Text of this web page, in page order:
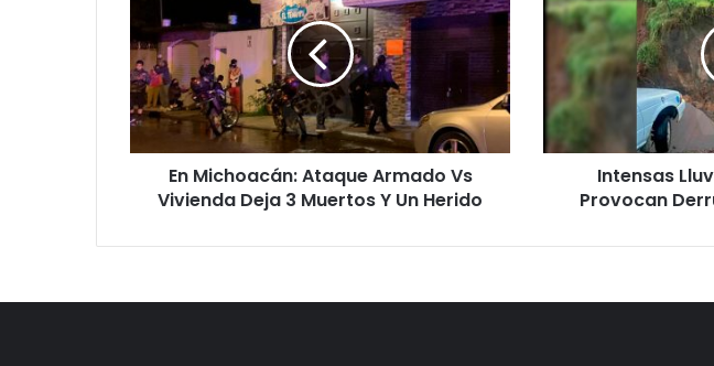
Armado
Vs
Vivienda
Deja
3
Muertos
En Michoacán: Ataque Armado Vs
Vivienda Deja 3 Muertos Y Un Herido
En
Michoacán
Provocan
Derrumbe
De
Carretera
Intensas
Provocan